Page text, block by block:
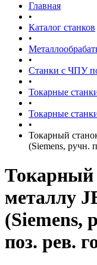
Главная
•
Каталог станков
•
•
Станки с ЧПУ
•
Токарные
•
Токарные
•
Токарный
(Siemens, ручн.
Токарный
металлу
(Siemens,
поз. рев.